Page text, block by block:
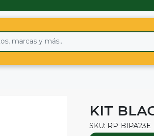
KIT
SKU: RP-BIPA23E